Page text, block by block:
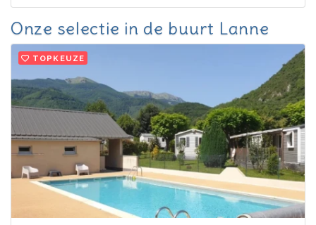
Onze selectie in de buurt Lanne
TOPKEUZE